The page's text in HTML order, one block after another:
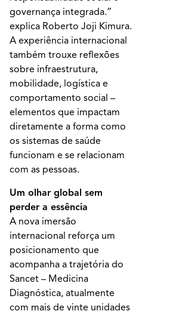
governança integrada.”
explica Roberto Joji Kimura.
A experiência internacional
também trouxe reflexões
sobre infraestrutura,
mobilidade, logística e
comportamento social –
elementos que impactam
diretamente a forma como
os sistemas de saúde
funcionam e se relacionam
com as pessoas.
Um olhar global sem
perder a essência
A nova imersão
internacional reforça um
posicionamento que
acompanha a trajetória do
Sancet – Medicina
Diagnóstica, atualmente
com mais de vinte unidades